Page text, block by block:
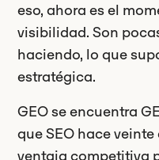
eso, ahora es el
visibilidad. Son
haciendo, lo que
estratégica.
GEO se encuentra
que SEO hace
ventaja competitiva